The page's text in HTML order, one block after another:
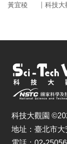
黃宜稜 ｜ 科技大
科技大觀園
地址：臺北市